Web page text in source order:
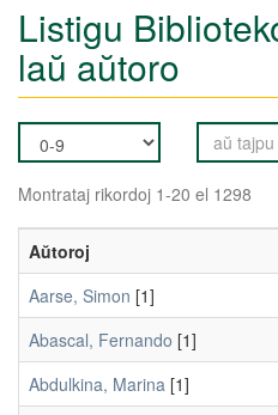
Listigu
laŭ aŭtoro
Montrataj rikordoj 1-20 el 1298
Aŭtoroj
Aarse, Simon [1]
Abascal, Fernando [1]
Abdulkina, Marina [1]